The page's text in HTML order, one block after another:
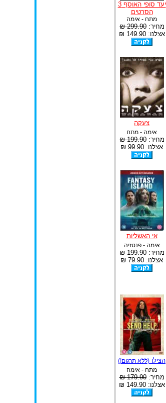
יעד סופי האוסף 3
הסרטים
מתח - אימה
מחיר:299.90 ₪
אצלנו: 149.90 ₪
צעקה
אימה - מתח
מחיר:199.90 ₪
אצלנו: 99.90 ₪
אי האשליות
אימה - פנטזיה
מחיר:199.90 ₪
אצלנו: 79.90 ₪
הצילו (ללא תרגום!)
מתח - אימה
מחיר:179.90 ₪
אצלנו: 149.90 ₪